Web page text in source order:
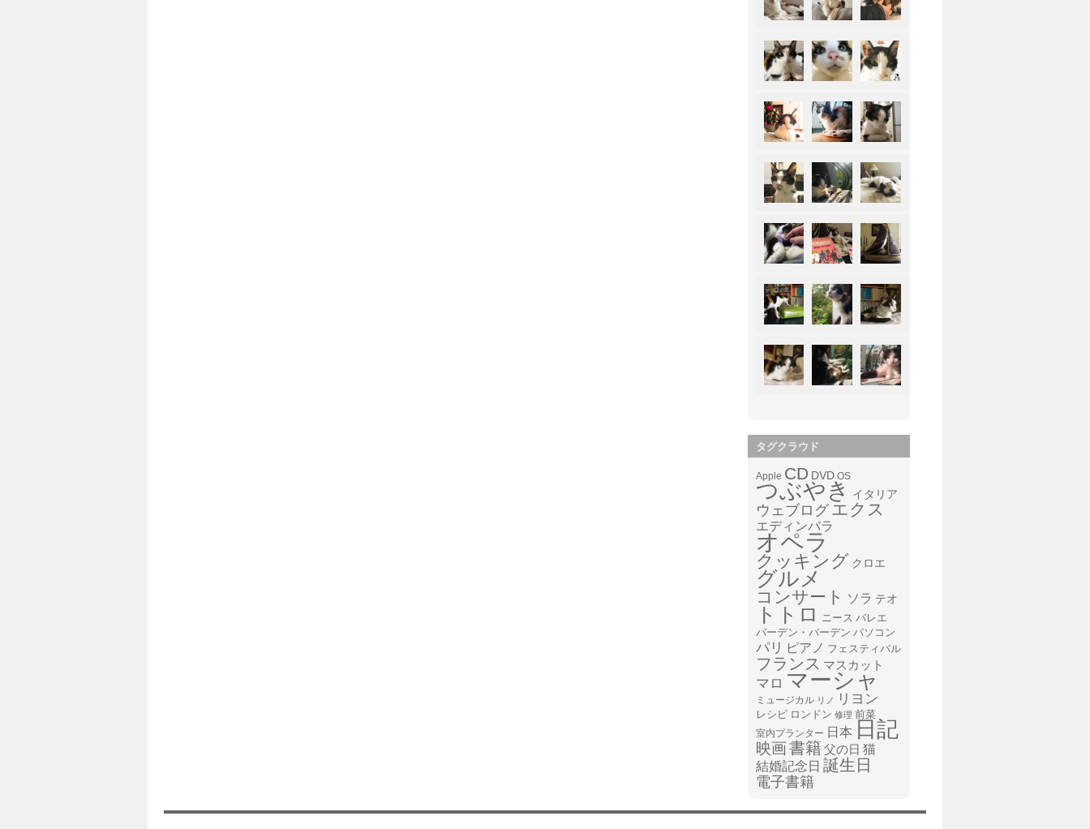
タグクラウド
Apple CD DVD OS
つぶやき イタリア
ウェブログ エクス
エディンバラ
オペラ
クッキング クロエ
グルメ
コンサート ソラ テオ
トトロ ニース バレエ
バーデン・バーデン パソコン
パリ ピアノ フェスティバル
フランス マスカット
マロ マーシャ
ミュージカル リノ リヨン
レシピ ロンドン 修理 前菜
室内プランター 日本 日記
映画書籍 父の日 猫
結婚記念日 誕生日
電子書籍